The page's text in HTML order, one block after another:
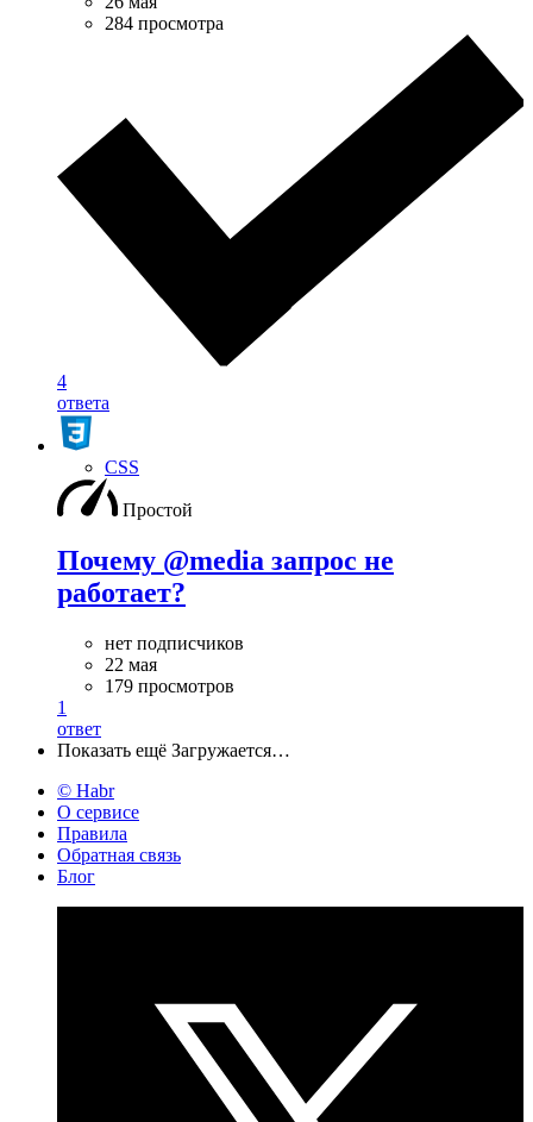
284 просмотра
4
ответа
CSS
Простой
Почему @media запрос не
работает?
нет подписчиков
22 мая
179 просмотров
1
ответ
Показать ещё Загружается…
© Habr
О сервисе
Правила
Обратная связь
Блог